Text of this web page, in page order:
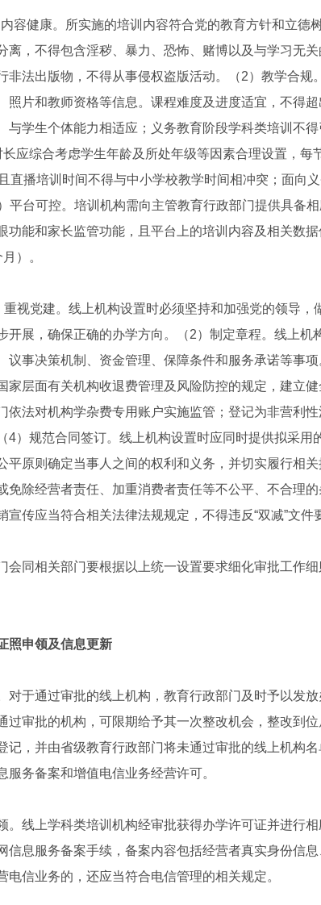
健康。所实施的培训内容符合党的教育方针和立德
离，不得包含淫秽、暴力、恐怖、赌博以及与学习无
非法出版物，不得从事侵权盗版活动。（2）教学合规
照片和教师资格等信息。课程难度及进度适宜，不得
与学生个体能力相适应；义务教育阶段学科类培训不得
长应综合考虑学生年龄及所处年级等因素合理设置，
直播培训时间不得与中小学校教学时间相冲突；面向
平台可控。培训机构需向主管教育行政部门提供具备
功能和家长监管功能，且平台上的培训内容及相关数
）。
党建。线上机构设置时必须坚持和加强党的领导，
开展，确保正确的办学方向。（2）制定章程。线上机
议事决策机制、资金管理、保障条件和服务承诺等事
家层面有关机构收退费管理及风险防控的规定，建立
依法对机构学杂费专用账户实施监管；登记为非营利
4）规范合同签订。线上机构设置时应同时提供拟采用
平原则确定当事人之间的权利和义务，并切实履行相
免除经营者责任、加重消费者责任等不公平、不合理
传应当符合相关法律法规规定，不得违反“双减”文件
同相关部门要根据以上统一设置要求细化审批工作细
照申领及信息更新
于通过审批的线上机构，教育行政部门及时予以发放
过审批的机构，可限期给予其一次整改机会，整改到
记，并由省级教育行政部门将未通过审批的线上机构
服务备案和增值电信业务经营许可。
线上学科类培训机构经审批获得办学许可证并进行相
信息服务备案手续，备案内容包括经营者真实身份信
电信业务的，还应当符合电信管理的相关规定。